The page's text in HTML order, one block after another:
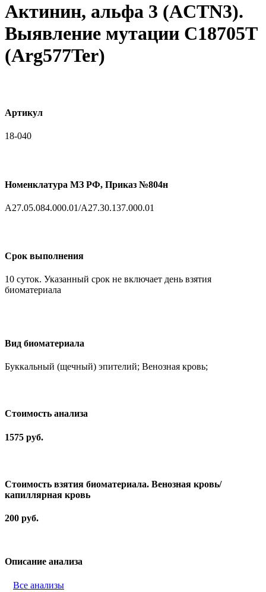
Актинин, альфа 3 (ACTN3).
Выявление мутации C18705T
(Arg577Ter)
Артикул
18-040
Номенклатура МЗ РФ, Приказ №804н
A27.05.084.000.01/A27.30.137.000.01
Срок выполнения
10 суток. Указанный срок не включает день взятия
биоматериала
Вид биоматериала
Буккальный (щечный) эпителий; Венозная кровь;
Cтоимость анализа
1575 руб.
Стоимость взятия биоматериала. Венозная кровь/
капиллярная кровь
200 руб.
Описание анализа
Все анализы